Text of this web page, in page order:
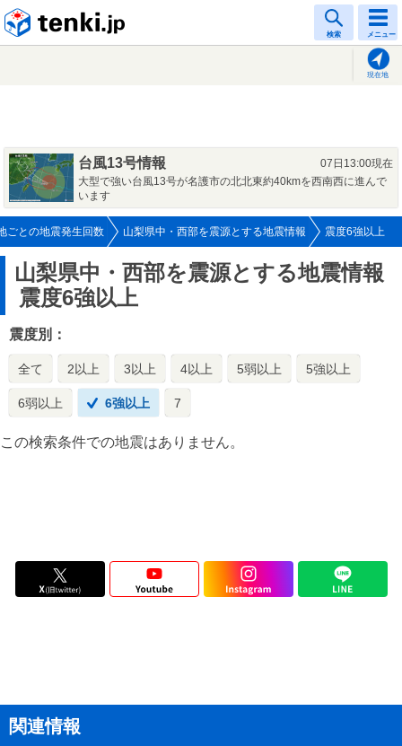
検索 メニュー
現在地
台風13号情報
07日13:00現在
大型で強い台風13号が名護市の北北東約40kmを西南西に進んで
います
ごとの地震発生回数 山梨県中・西部を震源とする地震情報 震度6強以上
山梨県中・西部を震源とする地震情報
震度6強以上
震度別：
全て 2以上 3以上 4以上 5弱以上 5強以上
6弱以上 6強以上 7
この検索条件での地震はありません。
関連情報